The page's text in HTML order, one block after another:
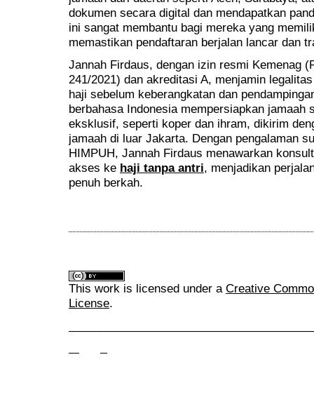
dokumen secara digital dan mendapatkan
ini sangat membantu bagi mereka yang
memastikan pendaftaran berjalan lancar dan
Jannah Firdaus, dengan izin resmi Kemenag
241/2021) dan akreditasi A, menjamin
haji sebelum keberangkatan dan
berbahasa Indonesia mempersiapkan jamaah
eksklusif, seperti koper dan ihram, dikirim
jamaah di luar Jakarta. Dengan pengalaman
HIMPUH, Jannah Firdaus menawarkan
akses ke haji tanpa antri, menjadikan
penuh berkah.
This work is licensed under a Creative
License.